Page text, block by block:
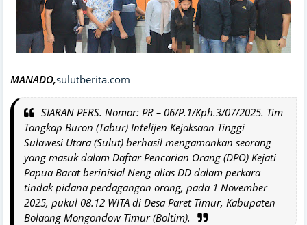
MANADO,sulutberita.com
SIARAN PERS. Nomor: PR – 06/P.1/Kph.3/07/2025. Tim
Tangkap Buron (Tabur) Intelijen Kejaksaan Tinggi
Sulawesi Utara (Sulut) berhasil mengamankan seorang
yang masuk dalam Daftar Pencarian Orang (DPO) Kejati
Papua Barat berinisial Neng alias DD dalam perkara
tindak pidana perdagangan orang, pada 1 November
2025, pukul 08.12 WITA di Desa Paret Timur, Kabupaten
Bolaang Mongondow Timur (Boltim).